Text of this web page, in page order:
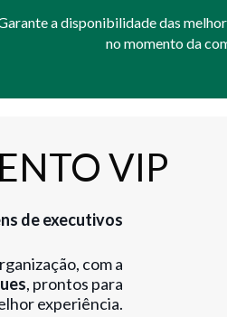
a disponibilidade das
no momento da
VIP
de executivos
com a
, prontos para
experiência.